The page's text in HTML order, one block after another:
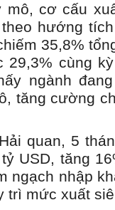
mô, cơ cấu
hướng
35,8%
29,3% cùng
ngành
tăng cường
quan, 5
USD, tăng
ngạch nhập
trì mức xuất